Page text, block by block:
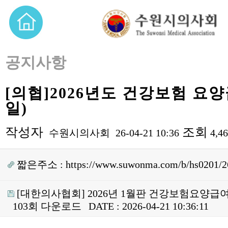
공지사항
[의협]2026년도 건강보험 요
일)
작성자 수원시의사회 26-04-21 10:36 조회
짧은주소 : https://www.suwonma.com/b/hs0201/
[대한의사협회] 2026년 1월판 건강보험요양급
103회 다운로드
DATE : 2026-04-21 10:36:11